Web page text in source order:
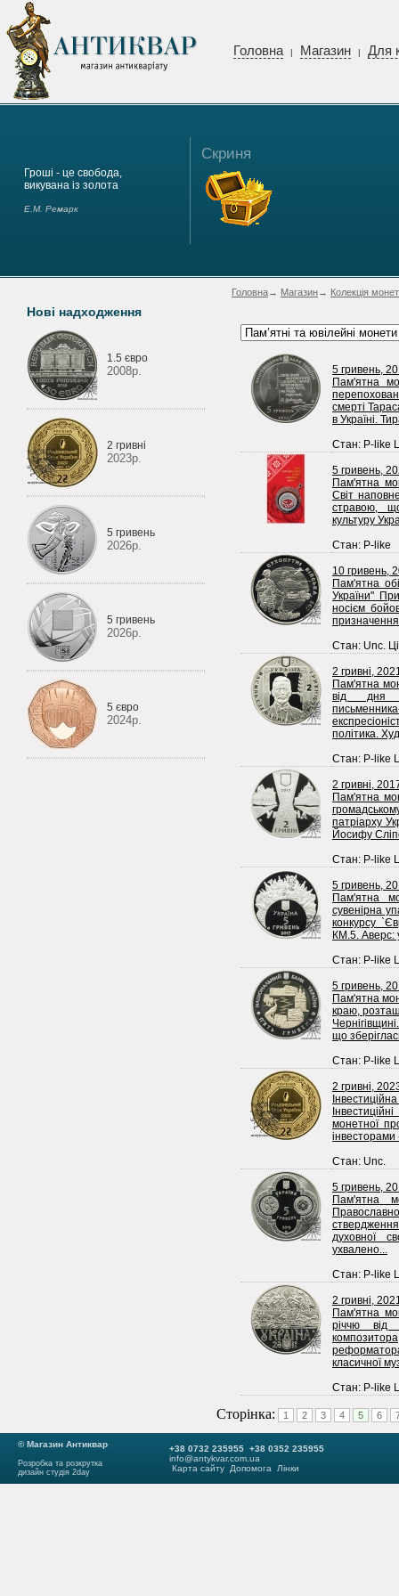
Головна | Магазин | Для
Гроші - це свобода,
викувана із золота
Е.М. Ремарк
Скриня
Нові надходження
1.5 євро
2008р.
2 гривні
2023р.
5 гривень
2026р.
5 гривень
2026р.
5 євро
2024р.
Головна→ Магазин→ Колекція монет
5 гривень,
Пам'ятна
смерті
в Україні.
Стан: P-like
5 гривень,
Пам'ятна
Світ
стравою,
культуру
Стан: P-like
10 гривень,
Пам'ятна
України"
носієм
Стан: Unc.
2 гривні,
Пам'ятна
від дня
політика.
Стан: P-like
2 гривні,
Пам'ятна
патріарху
Йосифу
Стан: P-like
5 гривень,
Пам'ятна
сувенірна
конкурсу
КМ.5. Аверс:
Стан: P-like
5 гривень,
Пам'ятна
краю,
що
Стан: P-like
2 гривні,
монетної
Стан: Unc.
5 гривень,
Пам'ятна
духовної
ухвалено...
Стан: P-like
2 гривні,
Пам'ятна
річчю від
класичної
Стан: P-like
Сторінка: 1 2 3 4 5 6
© Магазин Антиквар
Розробка та розкрутка
дизайн студія 2day
+38 0732 235955 +38 0352 235955
info@antykvar.com.ua
Карта сайту
Допомога Лінки